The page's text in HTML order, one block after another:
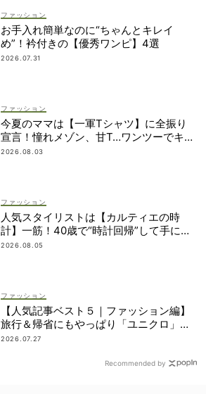
ファッション
お手入れ簡単なのに“ちゃんとキレイ
め”！衿付きの【優秀ワンピ】4選
2026.07.31
ファッション
今夏のママは【一軍Tシャツ】に全振り
宣言！憧れメゾン、甘T…ワンツーでキマ
るものだけ
2026.08.03
ファッション
人気スタイリストは【カルティエの時
計】一筋！40歳で“時計回帰”して手に入
れた名品は？
2026.08.05
ファッション
【人気記事ベスト５｜ファッション編】
旅行＆帰省にもやっぱり「ユニクロ」が
最強説！
2026.07.27
Recommended by